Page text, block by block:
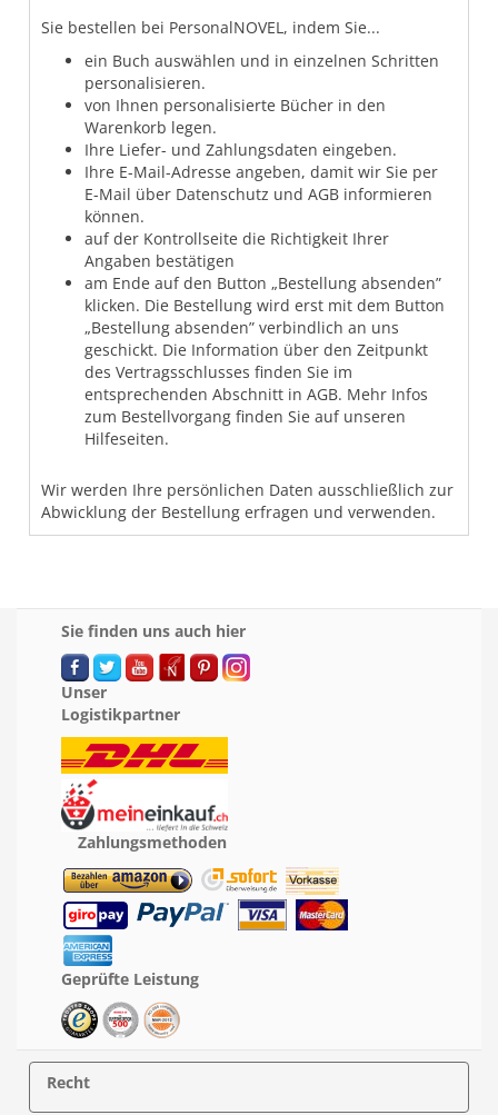
Sie bestellen bei PersonalNOVEL, indem Sie...
ein Buch auswählen und in einzelnen Schritten
personalisieren.
von Ihnen personalisierte Bücher in den
Warenkorb legen.
Ihre Liefer- und Zahlungsdaten eingeben.
Ihre E-Mail-Adresse angeben, damit wir Sie per
E-Mail über Datenschutz und AGB informieren
können.
auf der Kontrollseite die Richtigkeit Ihrer
Angaben bestätigen
am Ende auf den Button „Bestellung absenden”
klicken. Die Bestellung wird erst mit dem Button
„Bestellung absenden” verbindlich an uns
geschickt. Die Information über den Zeitpunkt
des Vertragsschlusses finden Sie im
entsprechenden Abschnitt in AGB. Mehr Infos
zum Bestellvorgang finden Sie auf unseren
Hilfeseiten.
Wir werden Ihre persönlichen Daten ausschließlich zur
Abwicklung der Bestellung erfragen und verwenden.
Sie finden uns auch hier
Unser
Logistikpartner
Zahlungsmethoden
Geprüfte Leistung
Recht